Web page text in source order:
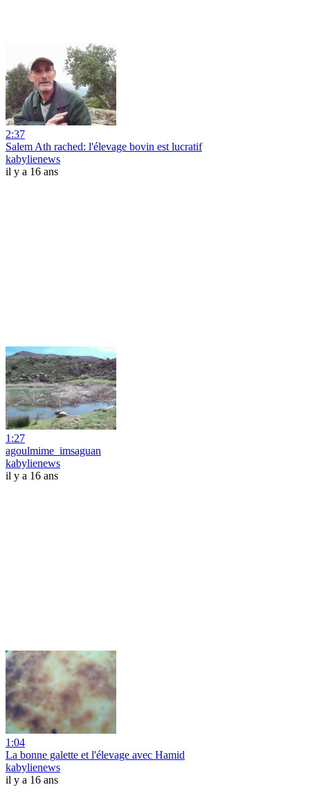
2:37
Salem Ath rached: l'élevage bovin est lucratif
kabylienews
il y a 16 ans
1:27
agoulmime_imsaguan
kabylienews
il y a 16 ans
1:04
La bonne galette et l'élevage avec Hamid
kabylienews
il y a 16 ans